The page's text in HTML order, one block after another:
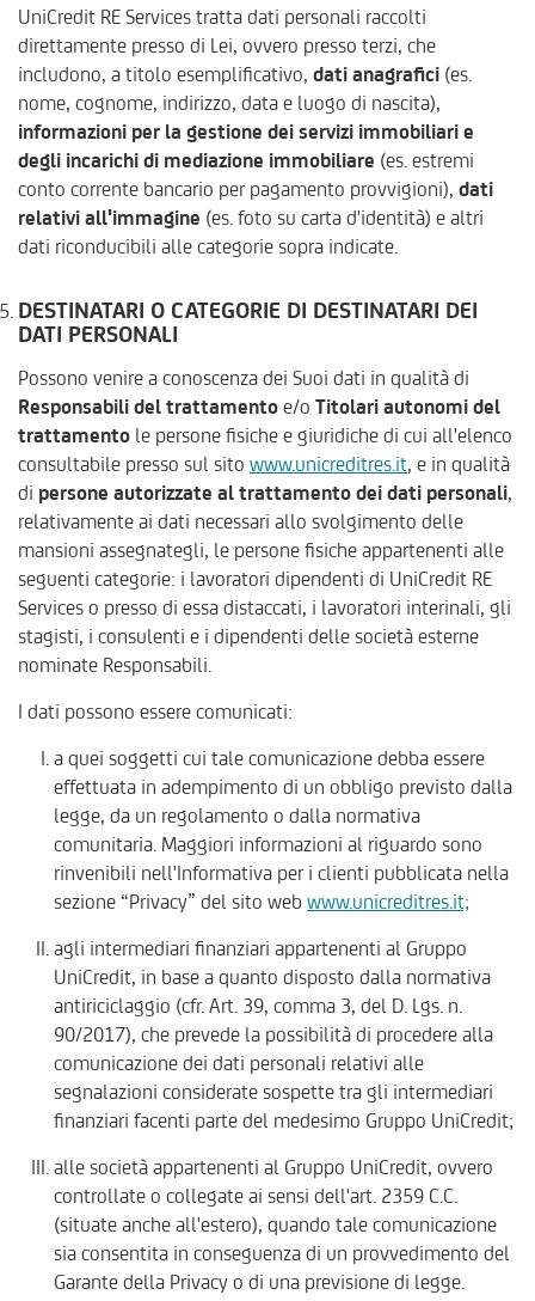
UniCredit RE Services tratta dati personali raccolti
direttamente presso di Lei, ovvero presso terzi, che
includono, a titolo esemplificativo, dati anagrafici (es.
nome, cognome, indirizzo, data e luogo di nascita),
informazioni per la gestione dei servizi immobiliari e
degli incarichi di mediazione immobiliare (es. estremi
conto corrente bancario per pagamento provvigioni), dati
relativi all'immagine (es. foto su carta d'identità) e altri
dati riconducibili alle categorie sopra indicate.
DESTINATARI O CATEGORIE DI DESTINATARI DEI
DATI PERSONALI
Possono venire a conoscenza dei Suoi dati in qualità di
Responsabili del trattamento e/o Titolari autonomi del
trattamento le persone fisiche e giuridiche di cui all'elenco
consultabile presso sul sito www.unicreditres.it, e in qualità
di persone autorizzate al trattamento dei dati personali,
relativamente ai dati necessari allo svolgimento delle
mansioni assegnategli, le persone fisiche appartenenti alle
seguenti categorie: i lavoratori dipendenti di UniCredit RE
Services o presso di essa distaccati, i lavoratori interinali, gli
stagisti, i consulenti e i dipendenti delle società esterne
nominate Responsabili.
I dati possono essere comunicati:
a quei soggetti cui tale comunicazione debba essere
effettuata in adempimento di un obbligo previsto dalla
legge, da un regolamento o dalla normativa
comunitaria. Maggiori informazioni al riguardo sono
rinvenibili nell'Informativa per i clienti pubblicata nella
sezione “Privacy” del sito web www.unicreditres.it;
agli intermediari finanziari appartenenti al Gruppo
UniCredit, in base a quanto disposto dalla normativa
antiriciclaggio (cfr. Art. 39, comma 3, del D. Lgs. n.
90/2017), che prevede la possibilità di procedere alla
comunicazione dei dati personali relativi alle
segnalazioni considerate sospette tra gli intermediari
finanziari facenti parte del medesimo Gruppo UniCredit;
alle società appartenenti al Gruppo UniCredit, ovvero
controllate o collegate ai sensi dell'art. 2359 C.C.
(situate anche all'estero), quando tale comunicazione
sia consentita in conseguenza di un provvedimento del
Garante della Privacy o di una previsione di legge.